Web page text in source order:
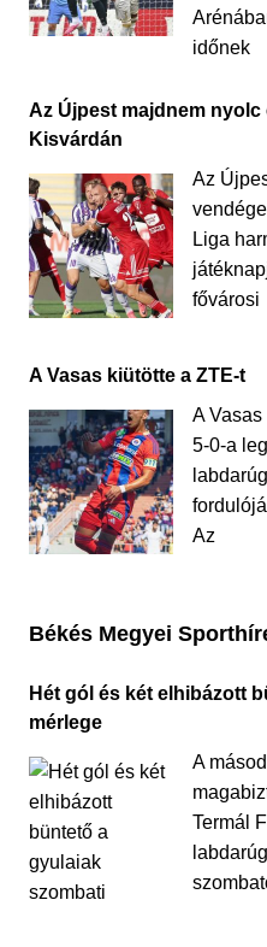
időnek
Az Újpest majdnem
Kisvárdán
Az
Liga
fővárosi
A Vasas kiütötte a ZTE-t
A
5-0-a
Az
Békés Megyei
Hét gól és két elhibázott
mérlege
A
Termál